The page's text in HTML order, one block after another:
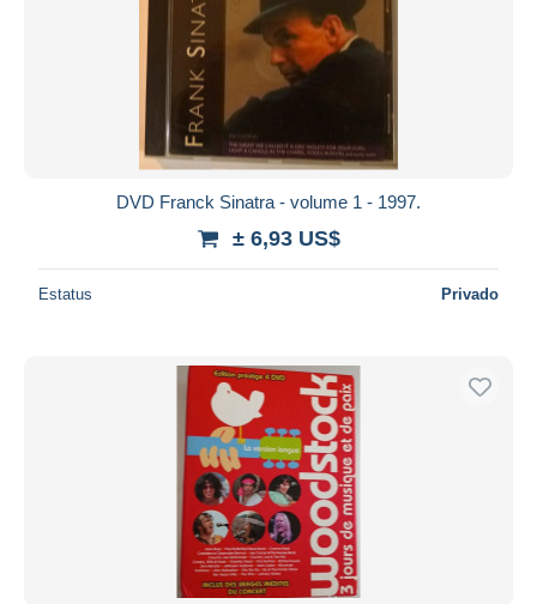
DVD Franck Sinatra - volume 1 - 1997.
± 6,93 US$
Estatus Privado